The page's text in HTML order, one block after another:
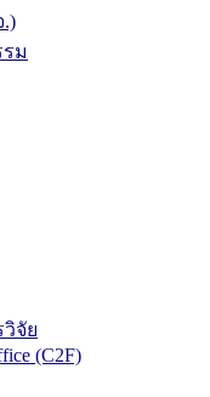
.)
ม
จัย
(C2F)